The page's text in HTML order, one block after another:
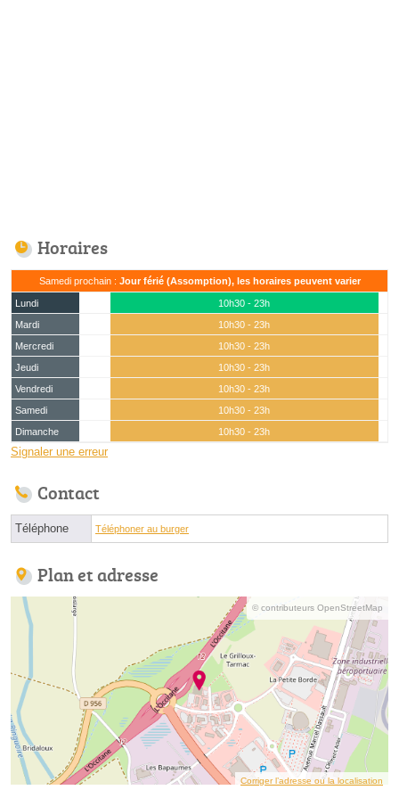
Horaires
Samedi prochain : Jour férié (Assomption), les horaires peuvent varier
Lundi
10h30 - 23h
Mardi
10h30 - 23h
Mercredi
10h30 - 23h
Jeudi
10h30 - 23h
Vendredi
10h30 - 23h
Samedi
10h30 - 23h
Dimanche
10h30 - 23h
Signaler une erreur
Contact
Téléphone Téléphoner au burger
Plan et adresse
© contributeurs OpenStreetMap
Corriger l’adresse ou la localisation